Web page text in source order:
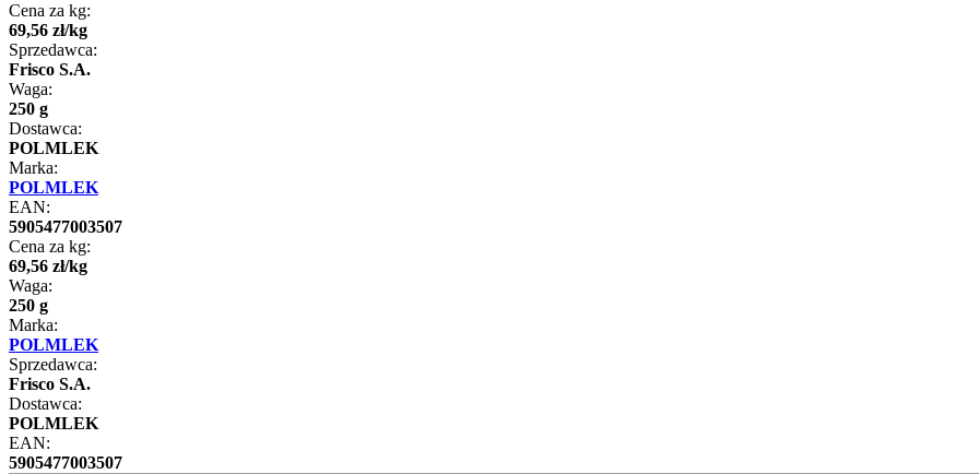
Cena za kg:
69,56 zł/kg
Sprzedawca:
Frisco S.A.
Waga:
250 g
Dostawca:
POLMLEK
Marka:
POLMLEK
EAN:
5905477003507
Cena za kg:
69,56 zł/kg
Waga:
250 g
Marka:
POLMLEK
Sprzedawca:
Frisco S.A.
Dostawca:
POLMLEK
EAN:
5905477003507